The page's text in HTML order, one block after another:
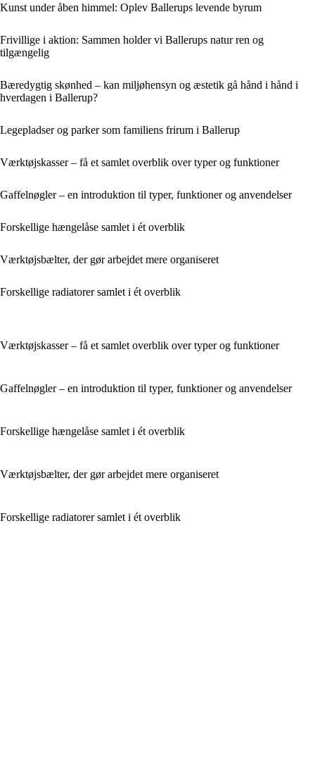
Kunst under åben himmel: Oplev Ballerups levende byrum
Frivillige i aktion: Sammen holder vi Ballerups natur ren og
tilgængelig
Bæredygtig skønhed – kan miljøhensyn og æstetik gå hånd i hånd i
hverdagen i Ballerup?
Legepladser og parker som familiens frirum i Ballerup
Værktøjskasser – få et samlet overblik over typer og funktioner
Gaffelnøgler – en introduktion til typer, funktioner og anvendelser
Forskellige hængelåse samlet i ét overblik
Værktøjsbælter, der gør arbejdet mere organiseret
Forskellige radiatorer samlet i ét overblik
Værktøjskasser – få et samlet overblik over typer og funktioner
Gaffelnøgler – en introduktion til typer, funktioner og anvendelser
Forskellige hængelåse samlet i ét overblik
Værktøjsbælter, der gør arbejdet mere organiseret
Forskellige radiatorer samlet i ét overblik